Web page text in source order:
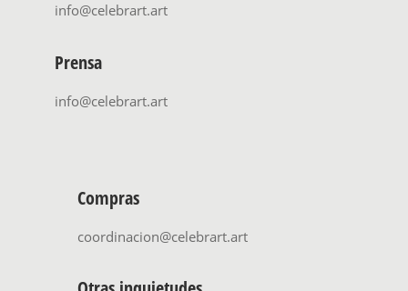
info@celebrart.art
Prensa
info@celebrart.art
Compras
coordinacion@celebrart.art